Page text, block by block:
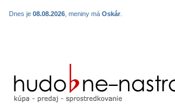
Dnes je 08.08.2026 , meniny má Oskár